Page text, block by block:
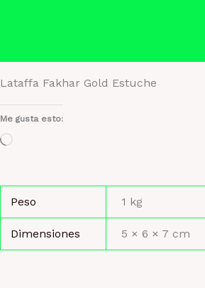
Lataffa Fakhar Gold Estuche
Me gusta esto:
Cargando...
Peso 1 kg
Dimensiones 5 × 6 × 7 cm